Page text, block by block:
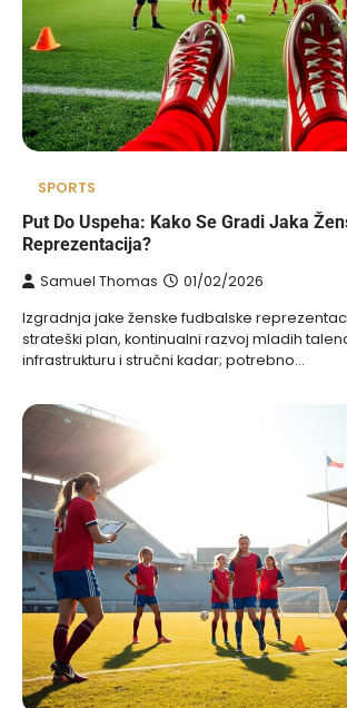
SPORTS
Put Do Uspeha: Kako Se Gradi Jaka
Reprezentacija?
Samuel Thomas 01/02/2026
Izgradnja jake ženske fudbalske
strateški plan, kontinualni razvoj mladih
infrastrukturu i stručni kadar; potrebno…